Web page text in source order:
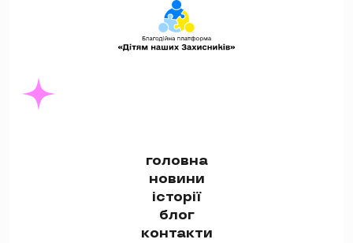
головна
новини
історії
блог
контакти